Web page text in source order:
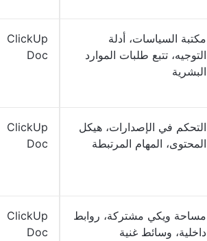
مكتبة السياسات، أدلة
التوجيه، تتبع طلبات الموارد
البشرية
ClickUp
Doc
التحكم في الإصدارات، هيكل
المحتوى، المهام المرتبطة
ClickUp
Doc
مساحة ويكي مشتركة، روابط
داخلية، وسائط غنية
ClickUp
Doc